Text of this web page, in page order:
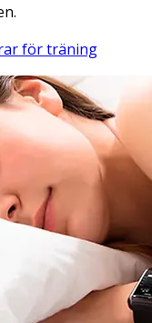
för träning